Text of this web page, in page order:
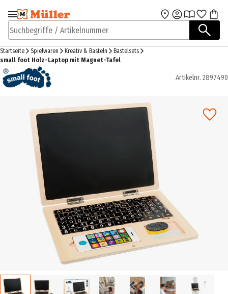
Zur Navigation
springen
Zum Hauptinhalt
Suchbegriffe / Artikelnummer
Startseite Spielwaren Kreativ & Basteln
Bastelsets
small foot Holz-Laptop mit Magnet-Tafel
Artikelnr. 2897490